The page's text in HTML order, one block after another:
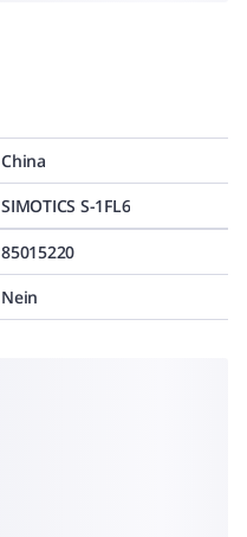
China
SIMOTICS S-1FL6
85015220
Nein